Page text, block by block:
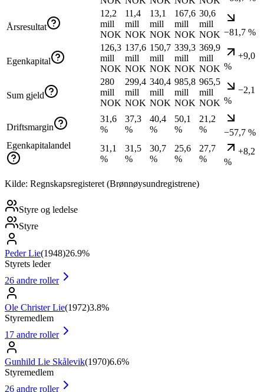
Årsresultat
12,2
mill
NOK
11,4
mill
NOK
13,1
mill
NOK
167,6
mill
NOK
30,6
mill
NOK −81,7 %
Egenkapital
126,3
mill
NOK
137,6
mill
NOK
150,7
mill
NOK
339,3
mill
NOK
369,9
mill
NOK
+9,0
%
Sum gjeld
280
mill
NOK
299,4
mill
NOK
340,4
mill
NOK
985,8
mill
NOK
965,5
mill
NOK
−2,1
%
Driftsmargin
31,6
%
37,3
%
40,4
%
50,1
%
21,2
%
−57,7 %
Egenkapitalandel
31,1
%
31,5
%
30,7
%
25,6
%
27,7
%
+8,2
%
Kilde: Regnskapsregisteret (Brønnøysundregistrene)
Styre og ledelse
Styre
Peder Lie(1948)26.9%
Styrets leder
26 andre roller
Ole Christer Lie(1972)3.8%
Styremedlem
17 andre roller
Gunhild Lie Skålevik(1970)6.6%
Styremedlem
26 andre roller